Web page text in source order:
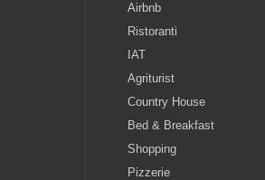
Airbnb
Ristoranti
IAT
Agriturist
Country House
Bed & Breakfast
Shopping
Pizzerie